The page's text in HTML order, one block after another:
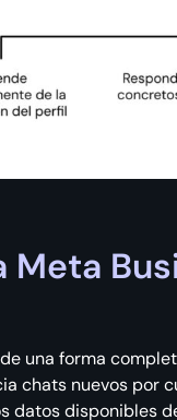
Meta
una forma
chats nuevos por
datos disponibles